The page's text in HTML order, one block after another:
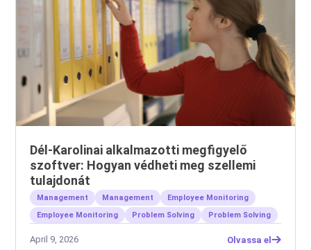
Dél-Karolinai alkalmazotti megfigyelő
szoftver: Hogyan védheti meg szellemi
tulajdonát
Management Management
Employee Monitoring
Employee Monitoring
Problem Solving Problem Solving
April 9, 2026 Olvassa el